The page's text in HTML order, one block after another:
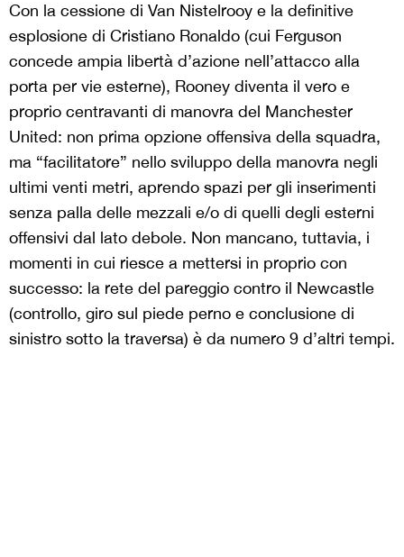
Con la cessione di Van Nistelrooy e la definitive
esplosione di Cristiano Ronaldo (cui Ferguson
concede ampia libertà d’azione nell’attacco alla
porta per vie esterne), Rooney diventa il vero e
proprio centravanti di manovra del Manchester
United: non prima opzione offensiva della squadra,
ma “facilitatore” nello sviluppo della manovra negli
ultimi venti metri, aprendo spazi per gli inserimenti
senza palla delle mezzali e/o di quelli degli esterni
offensivi dal lato debole. Non mancano, tuttavia, i
momenti in cui riesce a mettersi in proprio con
successo: la rete del pareggio contro il Newcastle
(controllo, giro sul piede perno e conclusione di
sinistro sotto la traversa) è da numero 9 d’altri tempi.